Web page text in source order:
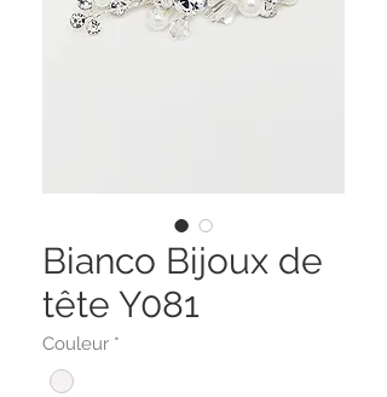
Bianco Bijoux de
tête Y081
Couleur *